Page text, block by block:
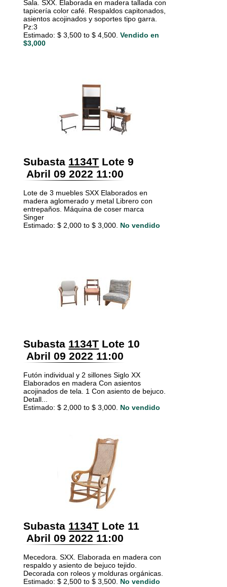
Sala. SXX. Elaborada en madera tallada con
tapicería color café. Respaldos capitonados,
asientos acojinados y soportes tipo garra.
Pz:3
Estimado: $ 3,500 to $ 4,500. Vendido en
$3,000
Subasta 1134T Lote 9
Abril 09 2022 11:00
Lote de 3 muebles SXX Elaborados en
madera aglomerado y metal Librero con
entrepaños. Máquina de coser marca
Singer
Estimado: $ 2,000 to $ 3,000. No vendido
Subasta 1134T Lote 10
Abril 09 2022 11:00
Futón individual y 2 sillones Siglo XX
Elaborados en madera Con asientos
acojinados de tela. 1 Con asiento de bejuco.
Detall...
Estimado: $ 2,000 to $ 3,000. No vendido
Subasta 1134T Lote 11
Abril 09 2022 11:00
Mecedora. SXX. Elaborada en madera con
respaldo y asiento de bejuco tejido.
Decorada con roleos y molduras orgánicas.
Estimado: $ 2,500 to $ 3,500. No vendido